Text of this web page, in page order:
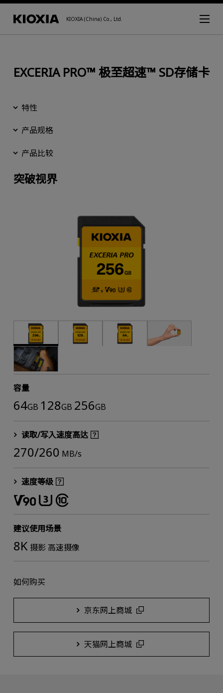
KIOXIA (China) Co., Ltd.
EXCERIA PRO™ 极至超速™ SD存储卡
特性
产品规格
产品比较
突破视界
容量
64GB 128GB 256GB
读取/写入速度高达
270/260 MB/s
速度等级
建议使用场景
8K摄影 高速摄像
如何购买
京东网上商城
天猫网上商城